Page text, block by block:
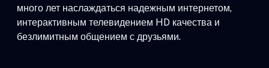
много лет наслаждаться надежным интернетом,
интерактивным телевидением HD качества и
безлимитным общением с друзьями.